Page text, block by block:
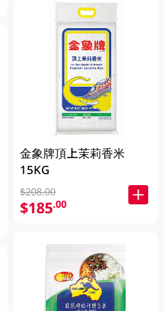
金象牌頂上茉莉香米
15KG
$208.00
$185.00